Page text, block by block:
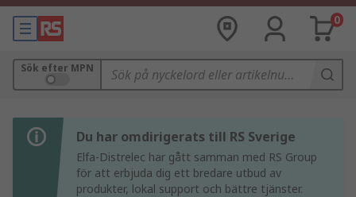
0
Sök efter MPN
Du har omdirigerats till RS Sverige
Elfa-Distrelec har gått samman med RS Group
för att erbjuda dig ett bredare utbud av
produkter, lokal support och bättre tjänster.